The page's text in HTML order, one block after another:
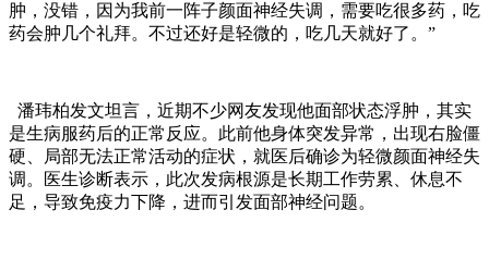
肿，没错，因为我前一阵子颜面神经失调，需要吃很多药，吃
药会肿几个礼拜。不过还好是轻微的，吃几天就好了。”
潘玮柏发文坦言，近期不少网友发现他面部状态浮肿，其实
是生病服药后的正常反应。此前他身体突发异常，出现右脸僵
硬、局部无法正常活动的症状，就医后确诊为轻微颜面神经失
调。医生诊断表示，此次发病根源是长期工作劳累、休息不
足，导致免疫力下降，进而引发面部神经问题。